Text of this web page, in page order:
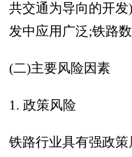
共交通为导向的开
发中应用广泛;铁路
(二)主要风险因素
1. 政策风险
铁路行业具有强政